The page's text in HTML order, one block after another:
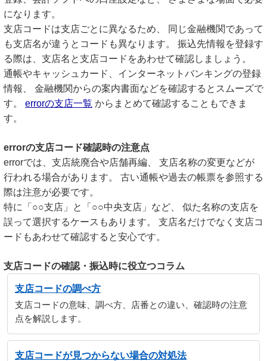
になります。
支店コードは支店ごとに異なるため、 同じ金融機関であって
も支店名が違うとコードも異なります。 振込先情報を登録す
る際は、支店名と支店コードをあわせて確認しましょう。
通帳やキャッシュカード、インターネットバンキングの登録
情報、 金融機関からの案内書面などを確認するとスムーズで
す。 errorの支店一覧 からまとめて確認することもできま
す。
errorの支店コード確認時の注意点
errorでは、支店統廃合や店舗再編、 支店名称の変更などが
行われる場合があります。 古い通帳や過去の帳票を参照する
際は注意が必要です。
特に「○○支店」と「○○中央支店」など、 似た名称の支店を
誤って選択するケースもあります。 支店名だけでなく支店コ
ードもあわせて確認すると安心です。
支店コードの確認・振込時に役立つコラム
支店コードの調べ方
支店コードの意味、調べ方、店番との違い、確認時の注意
点を解説します。
支店コードが見つからない場合の対処法